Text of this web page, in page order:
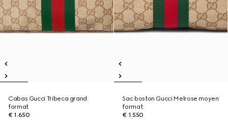
Cabas Gucci Tribeca grand
format
€ 1.650
Sac boston Gucci Melrose moyen
format
€ 1.550